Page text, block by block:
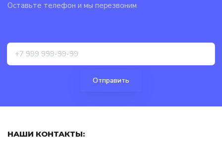
Оставьте телефон и мы перезвоним
НАШИ КОНТАКТЫ: